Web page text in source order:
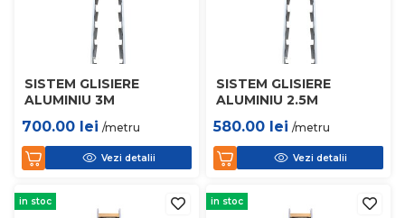
SISTEM GLISIERE
ALUMINIU 3M
700.00 lei /metru
Vezi detalii
SISTEM GLISIERE
ALUMINIU 2.5M
580.00 lei /metru
Vezi detalii
in stoc in stoc